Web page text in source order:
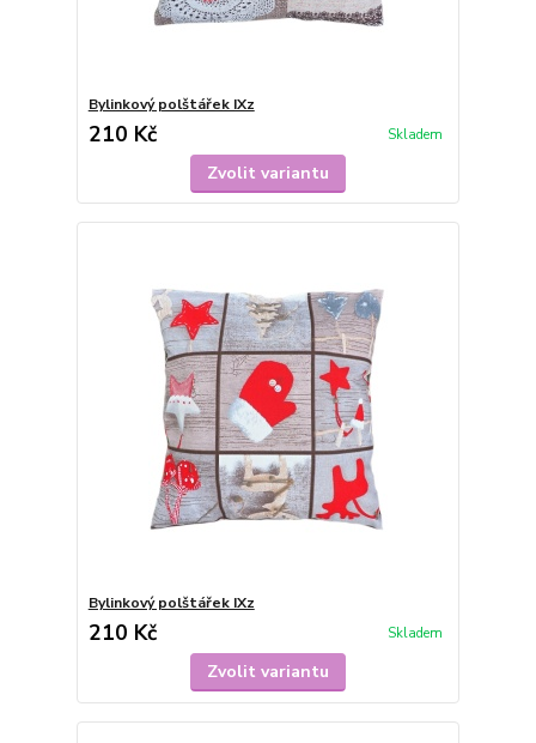
Bylinkový polštářek IXz
210 Kč Skladem
Zvolit variantu
Bylinkový polštářek IXz
210 Kč Skladem
Zvolit variantu